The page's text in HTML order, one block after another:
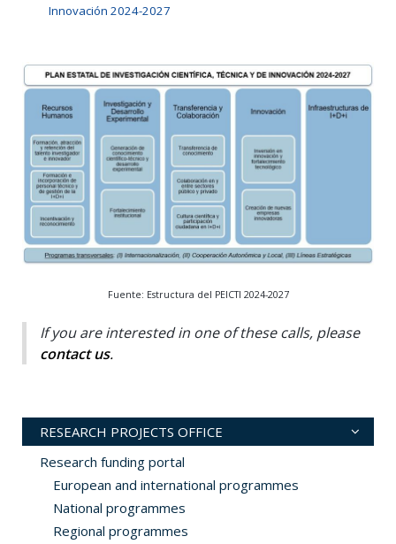
Innovación 2024-2027
Fuente: Estructura del PEICTI 2024-2027
If you are interested in one of these calls, please
contact us.
RESEARCH PROJECTS OFFICE
Research funding portal
European and international programmes
National programmes
Regional programmes